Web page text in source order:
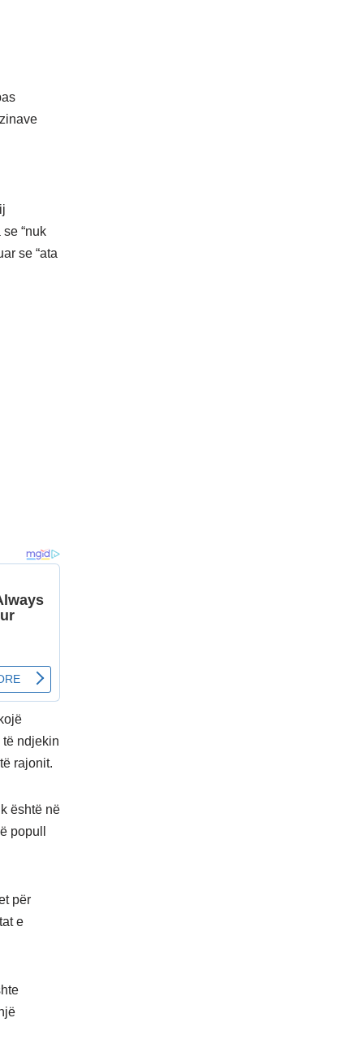
“nuk
se “ata
të ndjekin
rajonit.
është në
popull
për
e